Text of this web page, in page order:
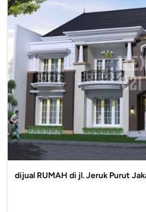
dijual RUMAH di jl. Jeruk Purut